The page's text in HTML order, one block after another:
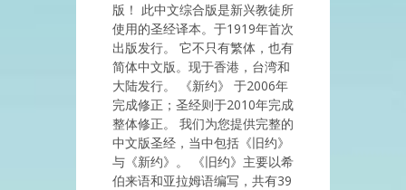
版！ 此中文综合版是新兴教徒所
使用的圣经译本。于1919年首次
出版发行。 它不只有繁体，也有
简体中文版。现于香港，台湾和
大陆发行。 《新约》 于2006年
完成修正；圣经则于2010年完成
整体修正。 我们为您提供完整的
中文版圣经，当中包括《旧约》
与《新约》。 《旧约》主要以希
伯来语和亚拉姆语编写，共有39